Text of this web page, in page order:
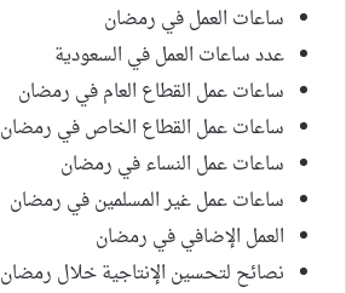
ساعات العمل في رمضان
عدد ساعات العمل في السعودية
ساعات عمل القطاع العام في رمضان
ساعات عمل القطاع الخاص في رمضان
ساعات عمل النساء في رمضان
ساعات عمل غير المسلمين في رمضان
العمل الإضافي في رمضان
نصائح لتحسين الإنتاجية خلال رمضان